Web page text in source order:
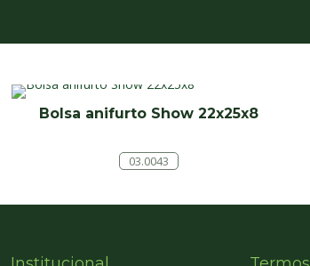
Bolsa anifurto Show 22x25x8
03.0043